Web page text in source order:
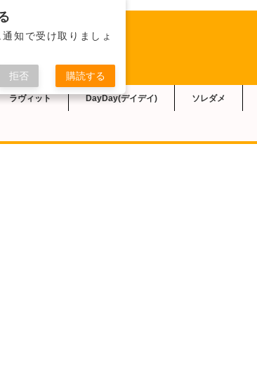
ラヴィット DayDay(デイデイ) ソレダメ
知で受け取りましょ
拒否 購読する